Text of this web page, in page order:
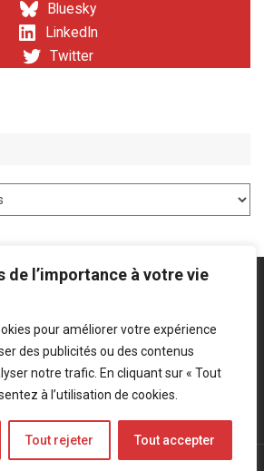
de l’importance à votre vie
pour améliorer votre expérience
des publicités ou des contenus
notre trafic. En cliquant sur « Tout
à l’utilisation de cookies.
Tout rejeter Tout accepter
Bluesky
LinkedIn
Twitter
de confidentialité
© Forces Operations Blog - 2022